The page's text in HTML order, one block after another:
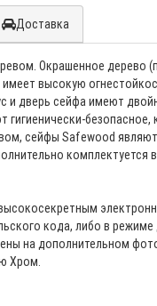
Доставка
Окрашенное дерево
высокую
и дверь сейфа имеют
сейфы Safewood
кода, либо в
на дополнительном
Хром.